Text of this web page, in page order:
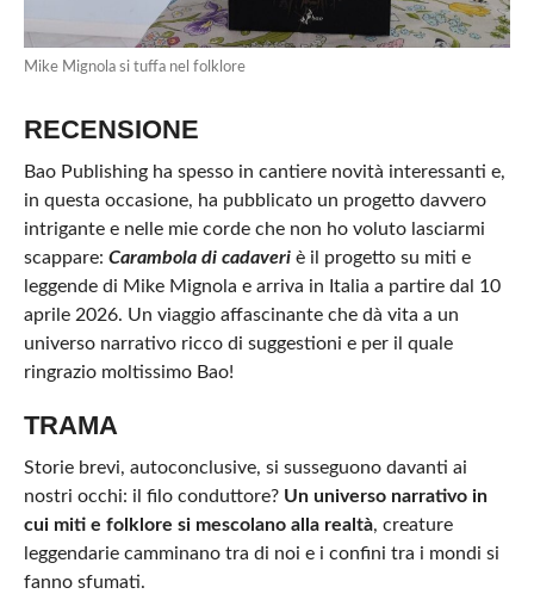
Mike Mignola si tuffa nel folklore
RECENSIONE
Bao Publishing ha spesso in cantiere novità interessanti e,
in questa occasione, ha pubblicato un progetto davvero
intrigante e nelle mie corde che non ho voluto lasciarmi
scappare: Carambola di cadaveri è il progetto su miti e
leggende di Mike Mignola e arriva in Italia a partire dal 10
aprile 2026. Un viaggio affascinante che dà vita a un
universo narrativo ricco di suggestioni e per il quale
ringrazio moltissimo Bao!
TRAMA
Storie brevi, autoconclusive, si susseguono davanti ai
nostri occhi: il filo conduttore? Un universo narrativo in
cui miti e folklore si mescolano alla realtà, creature
leggendarie camminano tra di noi e i confini tra i mondi si
fanno sfumati.